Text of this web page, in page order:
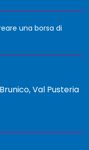
una borsa di
Val Pusteria